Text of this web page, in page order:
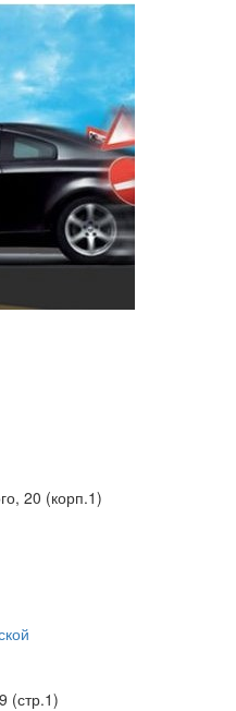
20 (корп.1)
(стр.1)